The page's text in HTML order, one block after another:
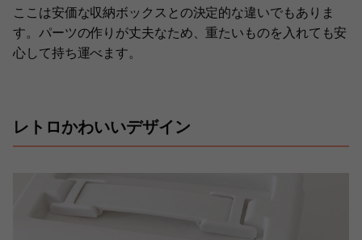
ここは安価な収納ボックスとの決定的な違いでもありま
す。パーツの作りが丈夫なため、重たいものを入れても安
心して持ち運べます。
レトロかわいいデザイン